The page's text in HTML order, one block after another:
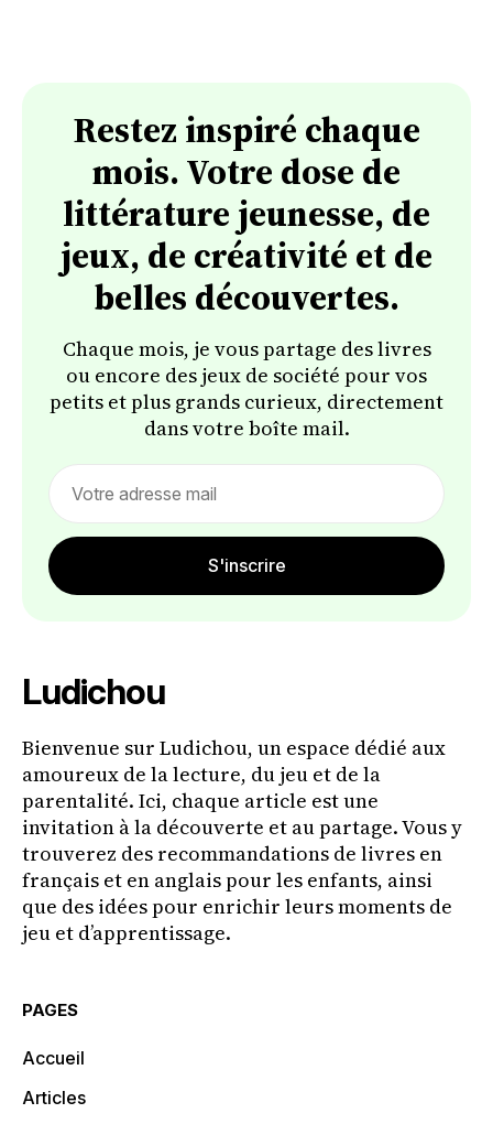
Restez inspiré chaque
mois. Votre dose de
littérature jeunesse, de
jeux, de créativité et de
belles découvertes.
Chaque mois, je vous partage des livres
ou encore des jeux de société pour vos
petits et plus grands curieux, directement
dans votre boîte mail.
S'inscrire
Ludichou
Bienvenue sur Ludichou, un espace dédié aux
amoureux de la lecture, du jeu et de la
parentalité. Ici, chaque article est une
invitation à la découverte et au partage. Vous y
trouverez des recommandations de livres en
français et en anglais pour les enfants, ainsi
que des idées pour enrichir leurs moments de
jeu et d’apprentissage.
PAGES
Accueil
Articles